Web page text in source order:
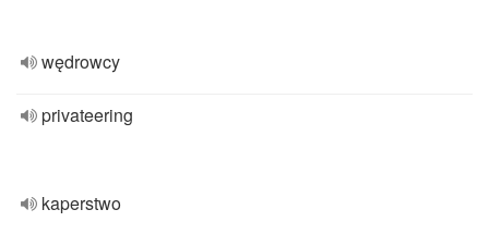
wędrowcy
privateering
kaperstwo